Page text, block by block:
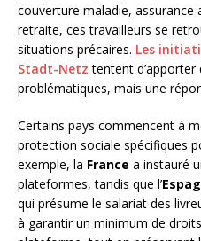
couverture maladie, assurance
retraite, ces travailleurs se
situations précaires. Les
Stadt-Netz tentent
problématiques, mais une
Certains pays commencent à
protection sociale spécifiques
exemple, la France a instauré
plateformes, tandis que l’
qui présume le salariat des
à garantir un minimum de